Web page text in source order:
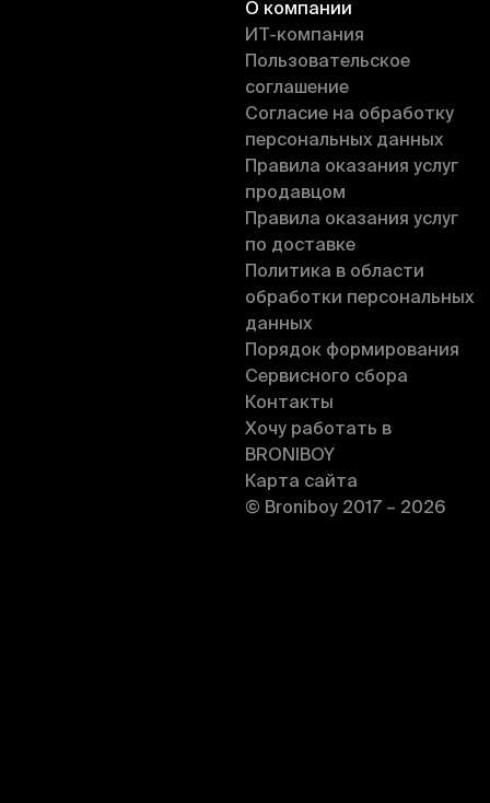
О компании
ИT-компания
Пользовательское
соглашение
Согласие на обработку
персональных данных
Правила оказания услуг
продавцом
Правила оказания услуг
по доставке
Политика в области
обработки персональных
данных
Порядок формирования
Сервисного сбора
Контакты
Хочу работать в
BRONIBOY
Карта сайта
© Broniboy 2017 – 2026